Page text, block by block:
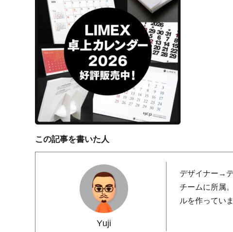
この記事を書いた人
Yuji
デザイナー→
チームに所属
ルを作っていま